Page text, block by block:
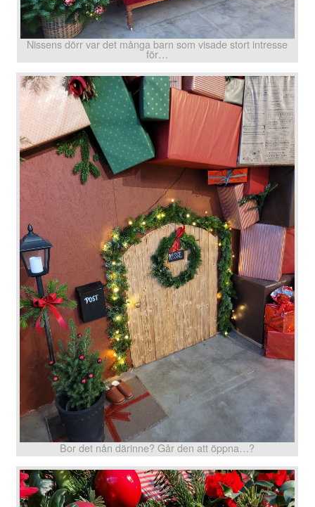
Nissens dörr var det många barn som visade stort intresse
för…
Bor det nån därinne? Går den att öppna…?